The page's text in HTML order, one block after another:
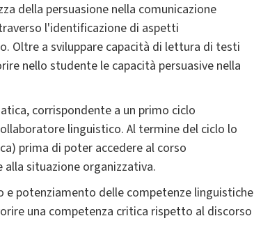
della persuasione nella comunicazione
l'identificazione di aspetti
Oltre a sviluppare capacità di lettura di testi
nello studente le capacità persuasive nella
corrispondente a un primo ciclo
linguistico. Al termine del ciclo lo
prima di poter accedere al corso
situazione organizzativa.
potenziamento delle competenze linguistiche
una competenza critica rispetto al discorso